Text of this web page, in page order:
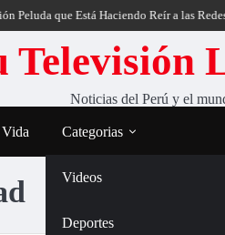
que Está Haciendo Reír a las Redes!»
Televisión
Noticias del Perú y el
Categorias
Videos
Deportes